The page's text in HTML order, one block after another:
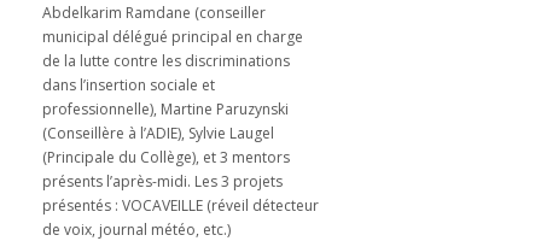
Abdelkarim Ramdane (conseiller
municipal délégué principal en charge
de la lutte contre les discriminations
dans l’insertion sociale et
professionnelle), Martine Paruzynski
(Conseillère à l’ADIE), Sylvie Laugel
(Principale du Collège), et 3 mentors
présents l’après-midi. Les 3 projets
présentés : VOCAVEILLE (réveil détecteur
de voix, journal météo, etc.)